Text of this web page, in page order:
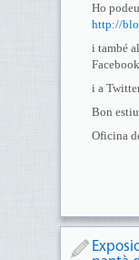
Ho
http://
i també al
i a
Bon
Oficina